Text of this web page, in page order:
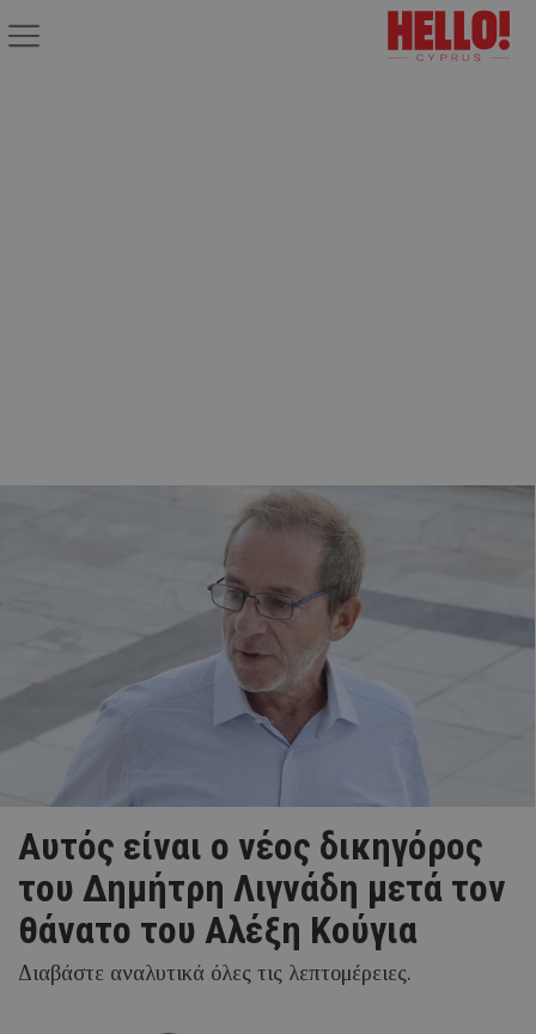
Aυτός είναι ο νέος δικηγόρος
του Δημήτρη Λιγνάδη μετά τον
θάνατο του Αλέξη Κούγια
Διαβάστε αναλυτικά όλες τις λεπτομέρειες.